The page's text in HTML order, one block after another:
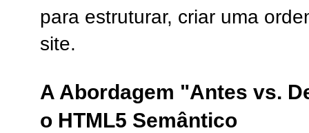
para estruturar, criar uma
site.
A Abordagem "Antes vs.
o HTML5 Semântico